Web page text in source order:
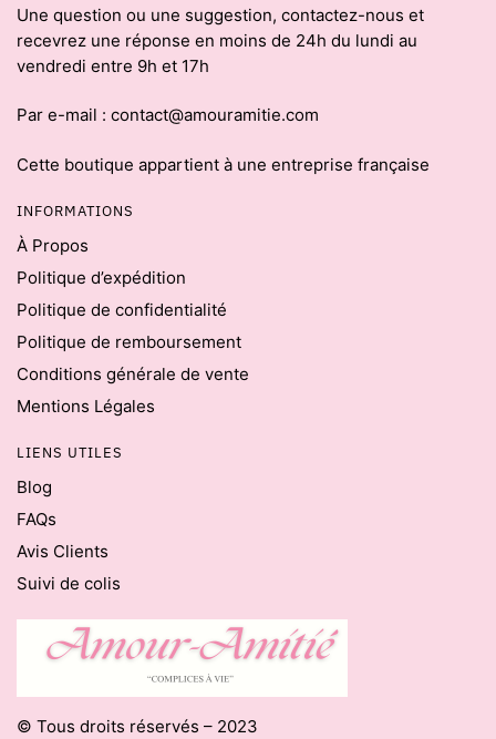
Une question ou une suggestion, contactez-nous et
recevrez une réponse en moins de 24h du lundi au
vendredi entre 9h et 17h
Par e-mail : contact@amouramitie.com
Cette boutique appartient à une entreprise française
INFORMATIONS
À Propos
Politique d’expédition
Politique de confidentialité
Politique de remboursement
Conditions générale de vente
Mentions Légales
LIENS UTILES
Blog
FAQs
Avis Clients
Suivi de colis
© Tous droits réservés – 2023